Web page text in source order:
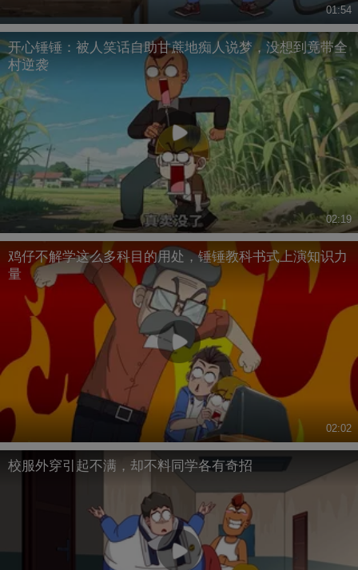
01:54
开心锤锤：被人笑话自助甘蔗地痴人说梦，没想到竟带全
村逆袭
02:19
鸡仔不解学这么多科目的用处，锤锤教科书式上演知识力
量
02:02
校服外穿引起不满，却不料同学各有奇招